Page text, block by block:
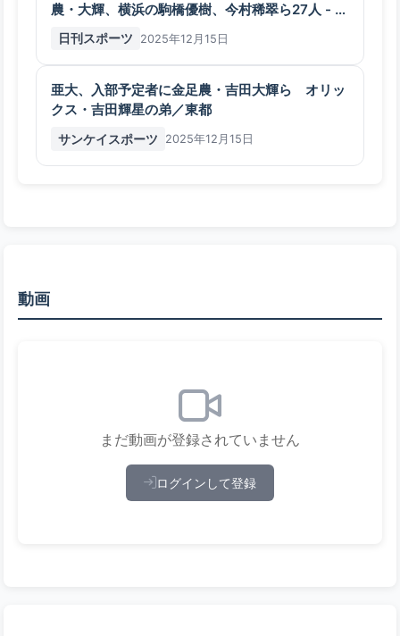
農・大輝、横浜の駒橋優樹、今村稀翠ら27人 - ア
マ野球 : 日刊スポーツ
日刊スポーツ 2025年12月15日
亜大、入部予定者に金足農・吉田大輝ら オリッ
クス・吉田輝星の弟／東都
サンケイスポーツ 2025年12月15日
動画
まだ動画が登録されていません
ログインして登録